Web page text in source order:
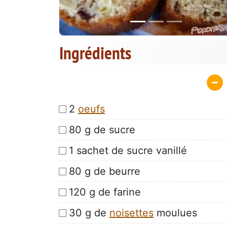
Ingrédients
2 oeufs
80 g de sucre
1 sachet de sucre vanillé
80 g de beurre
120 g de farine
30 g de noisettes moulues